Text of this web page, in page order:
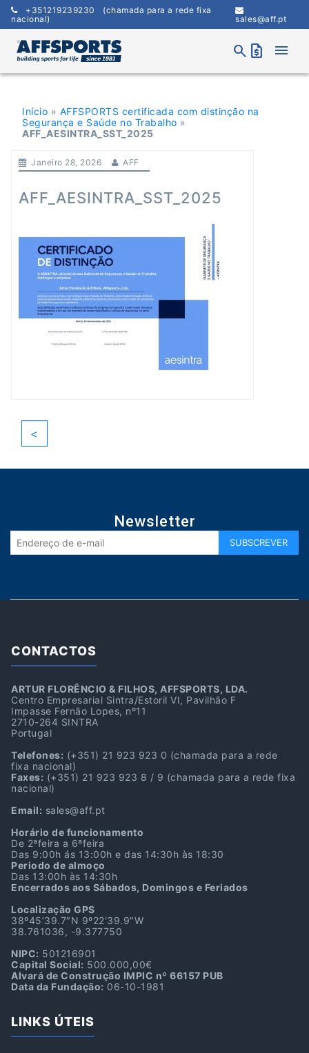
Skip
content
+351219239230 (chamada para a rede fixa
nacional)
sales@aff.pt
search request_quote menu
Início » AFFSPORTS certificada com distinção na
Segurança e Saúde no Trabalho »
AFF_AESINTRA_SST_2025
Janeiro 28, 2026 AFF
AFF_AESINTRA_SST_2025
<
Newsletter
CONTACTOS
ARTUR FLORÊNCIO & FILHOS, AFFSPORTS, LDA.
Centro Empresarial Sintra/Estoril VI, Pavilhão F
Impasse Fernão Lopes, nº11
2710-264 SINTRA
Portugal
Telefones: (+351) 21 923 923 0 (chamada para a rede
fixa nacional)
Faxes: (+351) 21 923 923 8 / 9 (chamada para a rede fixa
nacional)
Email: sales@aff.pt
Horário de funcionamento
De 2ªfeira a 6ªfeira
Das 9:00h ás 13:00h e das 14:30h às 18:30
Periodo de almoço
Das 13:00h às 14:30h
Encerrados aos Sábados, Domingos e Feriados
Localização GPS
38º45’39.7″N 9º22’39.9″W
38.761036, -9.377750
NIPC: 501216901
Capital Social: 500.000,00€
Alvará de Construção IMPIC nº 66157 PUB
Data da Fundação: 06-10-1981
LINKS ÚTEIS